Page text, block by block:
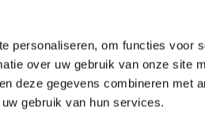
personaliseren, om functies voor
over uw gebruik van onze site
deze gegevens combineren met
gebruik van hun services.